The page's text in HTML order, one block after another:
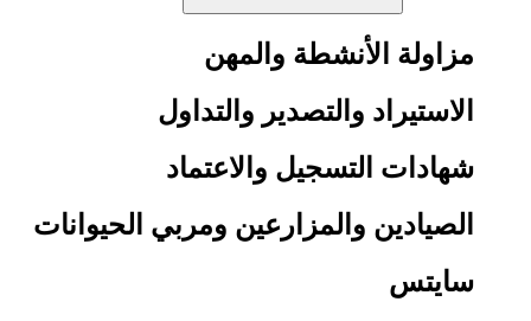
مزاولة الأنشطة والمهن
الاستيراد والتصدير والتداول
شهادات التسجيل والاعتماد
الصيادين والمزارعين ومربي الحيوانات
سايتس